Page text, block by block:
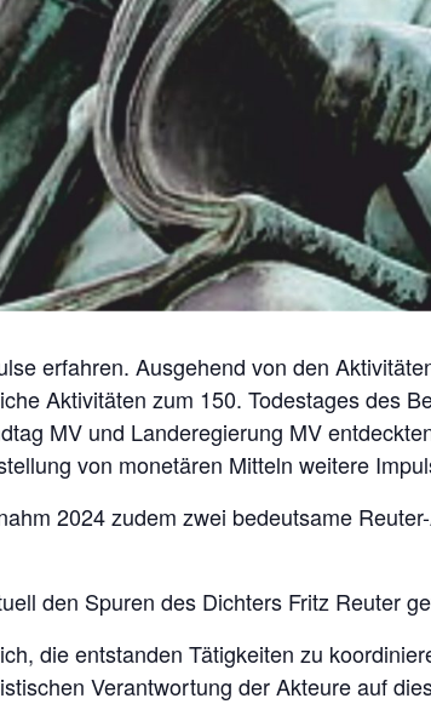
erfahren. Ausgehend von den
Aktivitäten zum 150. Todestages des
MV und Landeregierung MV
von monetären Mitteln weitere
2024 zudem zwei bedeutsame
den Spuren des Dichters Fritz Reuter
die entstanden Tätigkeiten zu
Verantwortung der Akteure auf